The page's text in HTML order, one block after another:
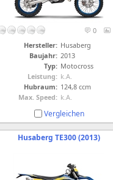
0
Hersteller: Husaberg
Baujahr: 2013
Typ: Motocross
Leistung: k.A.
Hubraum: 124,8 ccm
Max. Speed: k.A.
Vergleichen
Husaberg TE300 (2013)